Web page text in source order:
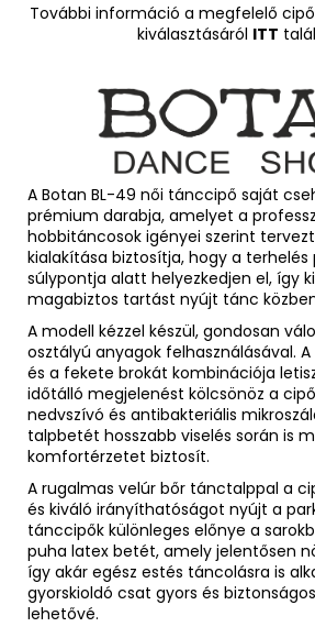
További információ a megfelelő
kiválasztásáról ITT
A Botan BL-49 női tánccipő saját
prémium darabja, amelyet a
hobbitáncosok igényei szerint
kialakítása biztosítja, hogy a
súlypontja alatt helyezkedjen el, így
magabiztos tartást nyújt tánc
A modell kézzel készül, gondosan
osztályú anyagok felhasználásával.
és a fekete brokát kombinációja
időtálló megjelenést kölcsönöz a
nedvszívó és antibakteriális
talpbetét hosszabb viselés során is
komfortérzetet biztosít.
A rugalmas velúr bőr tánctalppal a
és kiváló irányíthatóságot nyújt a
tánccipők különleges előnye a
puha latex betét, amely jelentősen
így akár egész estés táncolásra is
gyorskioldó csat gyors és
lehetővé.